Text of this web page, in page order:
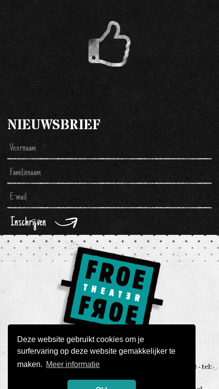
Deze website gebruikt cookies om je
surfervaring op deze website gemakkelijker te
maken. Meer informatie
NIEUWSBRIEF
Inschrijven
THEATER FROEFROE - Namenstraat 7, 2000 Antwerpen België - tel: